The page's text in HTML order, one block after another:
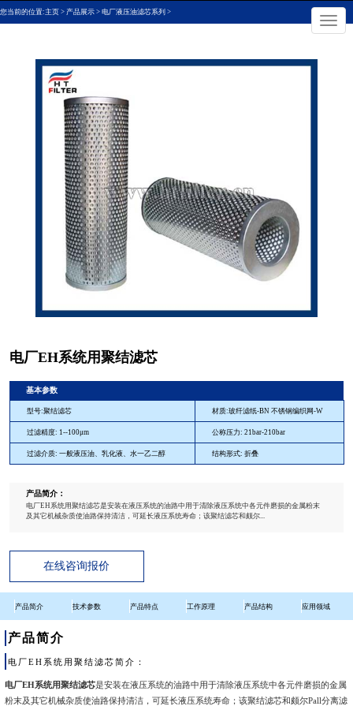
切
换
导
×
您当前的位置:主页 > 产品展示 > 电厂液压油滤芯系列 >
电厂EH系统用聚结滤芯
基本参数
型号:聚结滤芯 材质:玻纤滤纸-BN 不锈钢编织网-W
过滤精度: 1--100μm 公称压力: 21bar-210bar
过滤介质: 一般液压油、乳化液、水一乙二醇 结构形式: 折叠
产品简介：
电厂EH系统用聚结滤芯是安装在液压系统的油路中用于清除液压系统中各元件磨损的金属粉末
及其它机械杂质使油路保持清洁，可延长液压系统寿命；该聚结滤芯和颇尔...
在线咨询报价
产品简介 技术参数 产品特点 工作原理 产品结构 应用领域
产品简介
电厂EH系统用聚结滤芯简介：
电厂EH系统用聚结滤芯是安装在液压系统的油路中用于清除液压系统中各元件磨损的金属
粉末及其它机械杂质使油路保持清洁，可延长液压系统寿命；该聚结滤芯和颇尔Pall分离滤